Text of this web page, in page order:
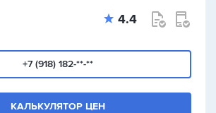
4.4
+7 (918) 182-**-**
КАЛЬКУЛЯТОР ЦЕН